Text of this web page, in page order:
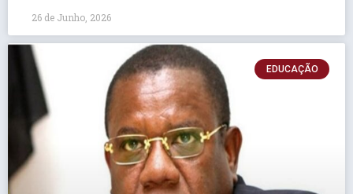
26 de Junho, 2026
EDUCAÇÃO